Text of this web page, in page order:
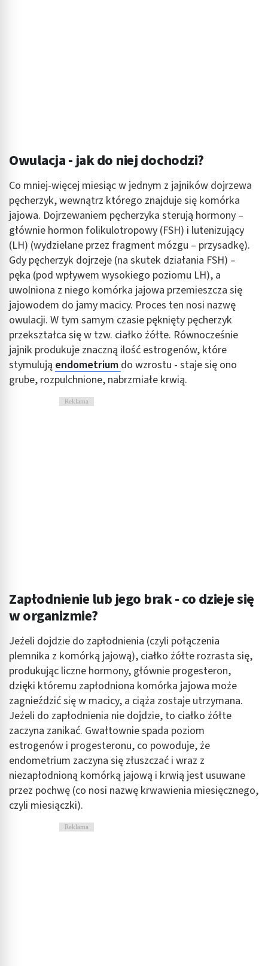
Owulacja - jak do niej dochodzi?
Co mniej-więcej miesiąc w jednym z jajników dojrzewa
pęcherzyk, wewnątrz którego znajduje się komórka
jajowa. Dojrzewaniem pęcherzyka sterują hormony –
głównie hormon folikulotropowy (FSH) i lutenizujący
(LH) (wydzielane przez fragment mózgu – przysadkę).
Gdy pęcherzyk dojrzeje (na skutek działania FSH) –
pęka (pod wpływem wysokiego poziomu LH), a
uwolniona z niego komórka jajowa przemieszcza się
jajowodem do jamy macicy. Proces ten nosi nazwę
owulacji. W tym samym czasie pęknięty pęcherzyk
przekształca się w tzw. ciałko żółte. Równocześnie
jajnik produkuje znaczną ilość estrogenów, które
stymulują endometrium do wzrostu - staje się ono
grube, rozpulchnione, nabrzmiałe krwią.
Reklama
Zapłodnienie lub jego brak - co dzieje się
w organizmie?
Jeżeli dojdzie do zapłodnienia (czyli połączenia
plemnika z komórką jajową), ciałko żółte rozrasta się,
produkując liczne hormony, głównie progesteron,
dzięki któremu zapłodniona komórka jajowa może
zagnieździć się w macicy, a ciąża zostaje utrzymana.
Jeżeli do zapłodnienia nie dojdzie, to ciałko żółte
zaczyna zanikać. Gwałtownie spada poziom
estrogenów i progesteronu, co powoduje, że
endometrium zaczyna się złuszczać i wraz z
niezapłodnioną komórką jajową i krwią jest usuwane
przez pochwę (co nosi nazwę krwawienia miesięcznego,
czyli miesiączki).
Reklama